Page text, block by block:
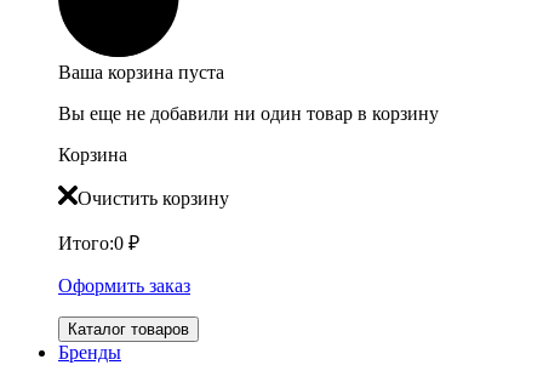
Ваша корзина пуста
Вы еще не добавили ни один товар в корзину
Корзина
Очистить корзину
Итого:0 ₽
Оформить заказ
Каталог товаров
Бренды